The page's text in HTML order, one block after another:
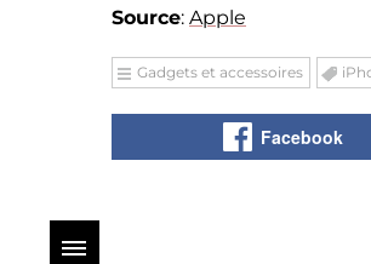
Source: Apple
Gadgets et accessoires
Facebook